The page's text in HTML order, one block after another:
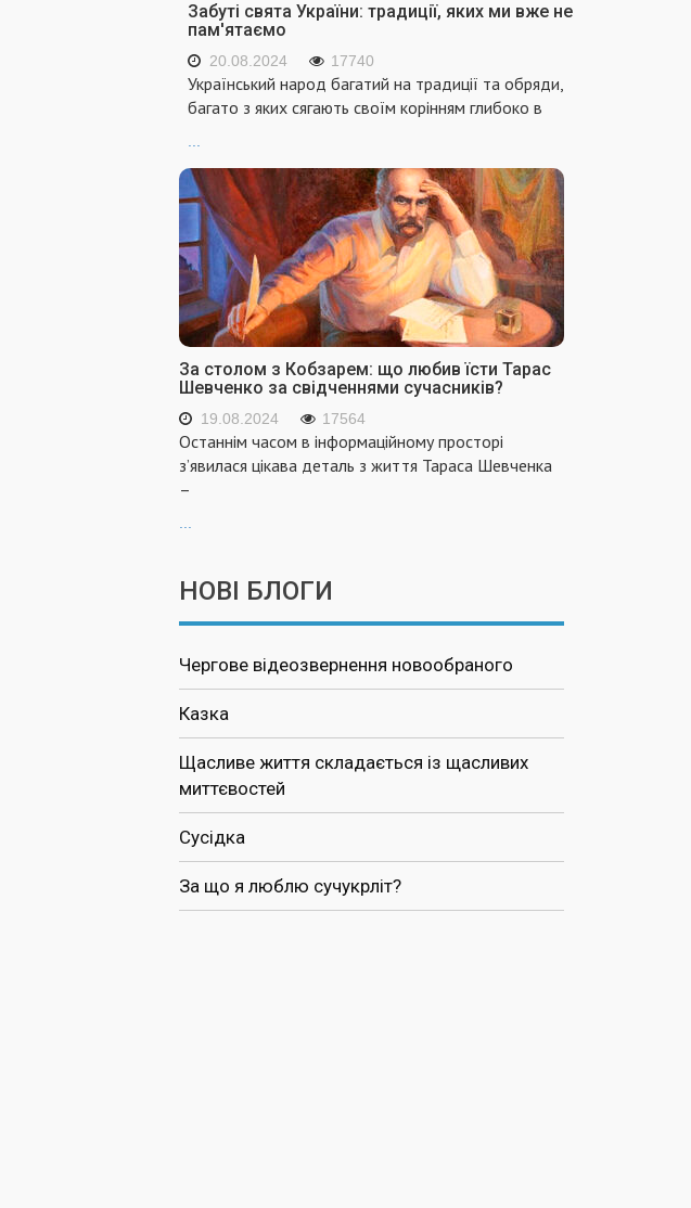
Забуті свята України: традиції, яких ми вже не
пам'ятаємо
20.08.2024 17740
Український народ багатий на традиції та обряди,
багато з яких сягають своїм корінням глибоко в
...
За столом з Кобзарем: що любив їсти Тарас
Шевченко за свідченнями сучасників?
19.08.2024 17564
Останнім часом в інформаційному просторі
з’явилася цікава деталь з життя Тараса Шевченка
–
...
НОВІ БЛОГИ
Чергове відеозвернення новообраного
Казка
Щасливе життя складається із щасливих
миттєвостей
Сусідка
За що я люблю сучукрліт?